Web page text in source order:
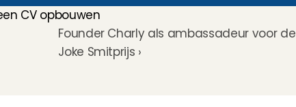
CV opbouwen
Founder Charly als ambassadeur voor de
Joke Smitprijs ›